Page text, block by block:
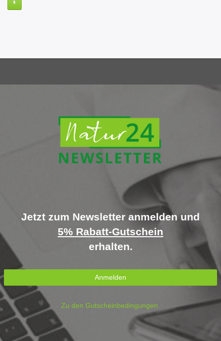
Jetzt zum Newsletter anmelden und
5% Rabatt-Gutschein
erhalten.
Anmelden
Zu den Gutscheinbedingungen.